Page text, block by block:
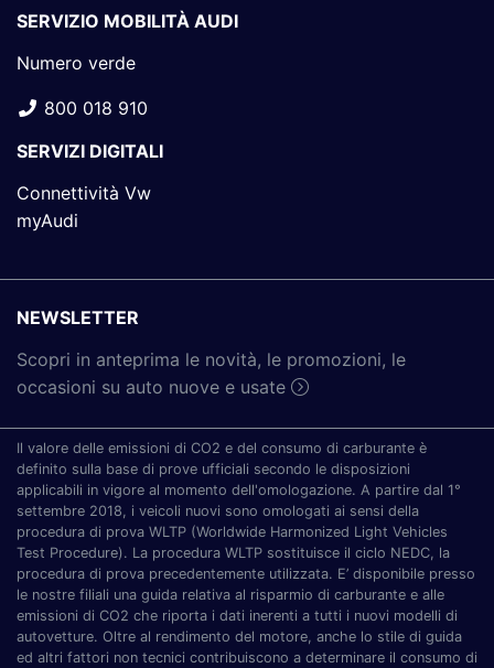
SERVIZIO MOBILITÀ AUDI
Numero verde
800 018 910
SERVIZI DIGITALI
Connettività Vw
myAudi
NEWSLETTER
Scopri in anteprima le novità, le promozioni, le
occasioni su auto nuove e usate
Il valore delle emissioni di CO2 e del consumo di carburante è
definito sulla base di prove ufficiali secondo le disposizioni
applicabili in vigore al momento dell'omologazione. A partire dal 1°
settembre 2018, i veicoli nuovi sono omologati ai sensi della
procedura di prova WLTP (Worldwide Harmonized Light Vehicles
Test Procedure). La procedura WLTP sostituisce il ciclo NEDC, la
procedura di prova precedentemente utilizzata. E’ disponibile presso
le nostre filiali una guida relativa al risparmio di carburante e alle
emissioni di CO2 che riporta i dati inerenti a tutti i nuovi modelli di
autovetture. Oltre al rendimento del motore, anche lo stile di guida
ed altri fattori non tecnici contribuiscono a determinare il consumo di